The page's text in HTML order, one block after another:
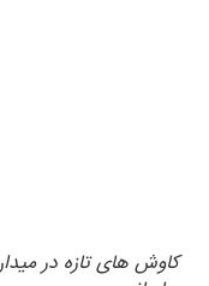
کاوش های تازه در